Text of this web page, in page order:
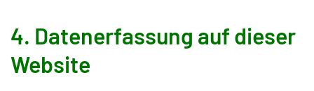
4. Datenerfassung auf dieser
Website